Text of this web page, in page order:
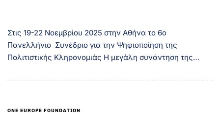
Στις 19-22 Νοεμβρίου 2025 στην Αθήνα το 6ο
Πανελλήνιο Συνέδριο για την Ψηφιοποίηση της
Πολιτιστικής Κληρονομιάς Η μεγάλη συνάντηση της…
ONE EUROPE FOUNDATION